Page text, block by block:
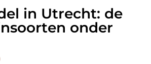
in Utrecht: de
onder